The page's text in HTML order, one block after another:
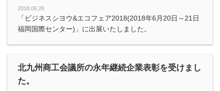
2018.06.26
「ビジネスシヨウ&エコフェア2018(2018年6月20日～21日
福岡国際センター)」に出展いたしました。
北九州商工会議所の永年継続企業表彰を受けまし
た。